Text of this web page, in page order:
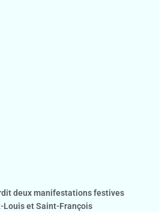
deux manifestations festives
Louis et Saint-François